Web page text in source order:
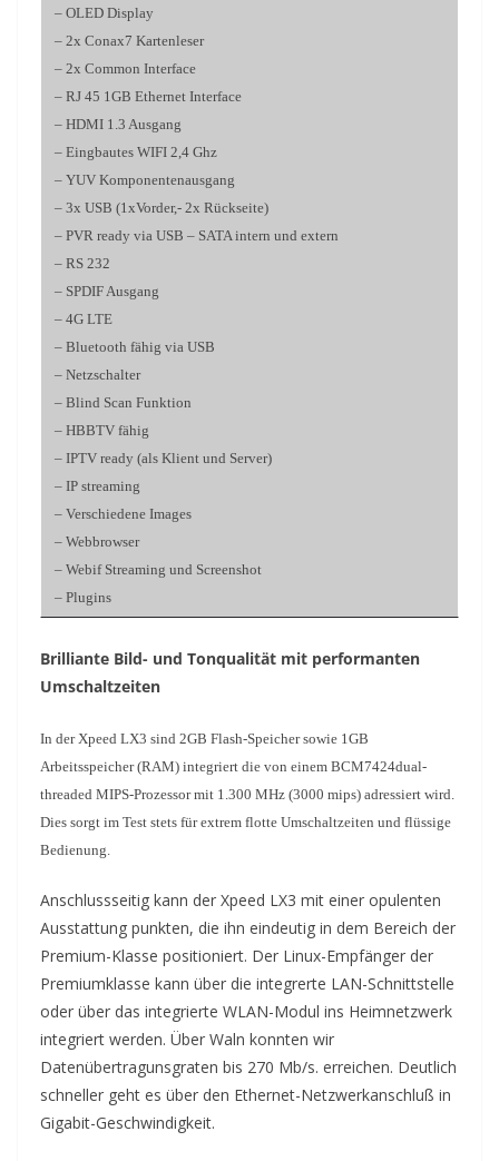
– OLED Display
– 2x Conax7 Kartenleser
– 2x Common Interface
– RJ 45 1GB Ethernet Interface
– HDMI 1.3 Ausgang
– Eingbautes WIFI 2,4 Ghz
– YUV Komponentenausgang
– 3x USB (1xVorder,- 2x Rückseite)
– PVR ready via USB – SATA intern und extern
– RS 232
– SPDIF Ausgang
– 4G LTE
– Bluetooth fähig via USB
– Netzschalter
– Blind Scan Funktion
– HBBTV fähig
– IPTV ready (als Klient und Server)
– IP streaming
– Verschiedene Images
– Webbrowser
– Webif Streaming und Screenshot
– Plugins
Brilliante Bild- und Tonqualität mit performanten
Umschaltzeiten
In der Xpeed LX3 sind 2GB Flash-Speicher sowie 1GB
Arbeitsspeicher (RAM) integriert die von einem BCM7424dual-
threaded MIPS-Prozessor mit 1.300 MHz (3000 mips) adressiert wird.
Dies sorgt im Test stets für extrem flotte Umschaltzeiten und flüssige
Bedienung.
Anschlussseitig kann der Xpeed LX3 mit einer opulenten
Ausstattung punkten, die ihn eindeutig in dem Bereich der
Premium-Klasse positioniert. Der Linux-Empfänger der
Premiumklasse kann über die integrerte LAN-Schnittstelle
oder über das integrierte WLAN-Modul ins Heimnetzwerk
integriert werden. Über Waln konnten wir
Datenübertragunsgraten bis 270 Mb/s. erreichen. Deutlich
schneller geht es über den Ethernet-Netzwerkanschluß in
Gigabit-Geschwindigkeit.